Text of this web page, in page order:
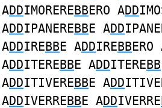
ADDIMOREREBBERO ADD
ADDIPANEREBBE ADD
ADDIREBBE ADDIREBBERO
ADDITEREBBE ADDITEREBB
ADDITIVEREBBE ADD
ADDIVERREBBE ADDIVERRE